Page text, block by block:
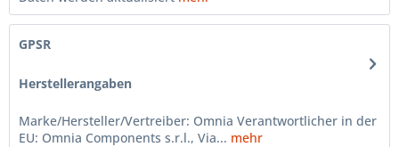
GPSR
Herstellerangaben
Marke/Hersteller/Vertreiber: Omnia Verantwortlicher in der
EU: Omnia Components s.r.l., Via... mehr